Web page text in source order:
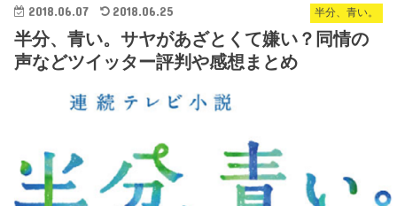
半分、青い。
2018.06.07 2018.06.25
半分、青い。サヤがあざとくて嫌い？同情の
声などツイッター評判や感想まとめ